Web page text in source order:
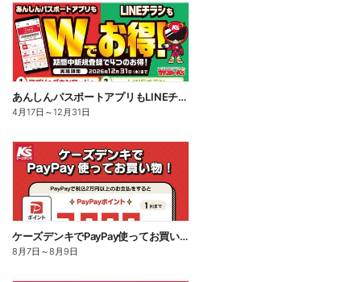
あんしんパスポートアプリもLINEチラシもWでお得!
4月17日 ～12月31日
ケーズデンキでPayPay使ってお買い物!
8月7日 ～8月9日